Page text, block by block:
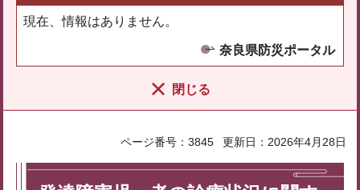
現在、情報はありません。
奈良県防災ポータル
閉じる
ページ番号：3845 更新日：2026年4月28日